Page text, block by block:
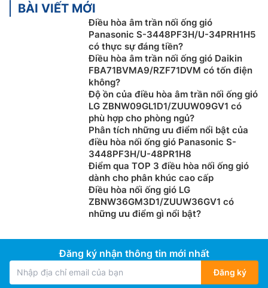
Bước 1 – Lọc sơ cấp: Cấu trúc đa lớp giúp loại bỏ
bụi tốt hơn gấp 2,5 lần so với bộ lọc sơ cấp thông
thường, giảm bớt ít nhất 40% lượng bụi.
Bước 2 – Công nghệ Ion âm:Ion âm giúp tích thêm
tĩnh điện lên bụi, cải thiện hiệu quả thu thập của bộ
Bước 3 – Lọc PM1.0:Loại bỏ 99% bụi mịn tới bụi
siêu mịn (Có thể loại bỏ PM 1.0).
Bước 4 – Khử mùi: Công nghệ hấp thụ không khí
tiên tiến loại bỏ hơi người và khí độc hại.
Dàn nóng củađiều hòa âm trần inverter
ZTNQ48GYLA0/ZUAD1 với dàn tản nhiệt bằng đồng,
cánh tản nhiệt màu vàng Goldfin được xử lý chống ăn
BÀI VIẾT MỚI
Điều hòa âm trần nối ống gió
Panasonic S-3448PF3H/U-34PRH1H5
có thực sự đáng tiền?
Điều hòa âm trần nối ống gió Daikin
FBA71BVMA9/RZF71DVM có tốn điện
không?
Độ ồn của điều hòa âm trần nối ống gió
LG ZBNW09GL1D1/ZUUW09GV1 có
phù hợp cho phòng ngủ?
Phân tích những ưu điểm nổi bật của
điều hòa nối ống gió Panasonic S-
3448PF3H/U-48PR1H8
Điểm qua TOP 3 điều hòa nối ống gió
dành cho phân khúc cao cấp
Điều hòa nối ống gió LG
ZBNW36GM3D1/ZUUW36GV1 có
những ưu điểm gì nổi bật?
Đăng ký nhận thông tin mới nhất
Đăng ký